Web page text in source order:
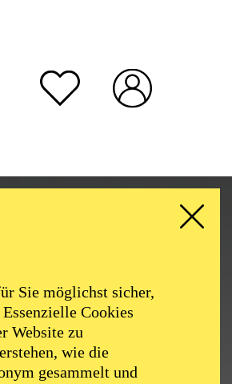
Sie möglichst sicher,
Cookies
Website zu
wie die
gesammelt und